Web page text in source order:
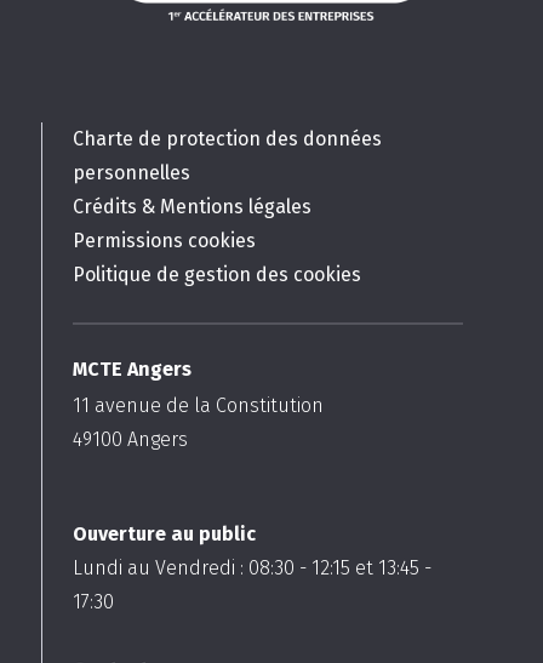
MCTE Angers
11 avenue de la Constitution
49100 Angers
Ouverture au public
Lundi au Vendredi : 08:30 - 12:15 et 13:45 -
17:30
Charte de protection des données
personnelles
Crédits & Mentions légales
Permissions cookies
Politique de gestion des cookies